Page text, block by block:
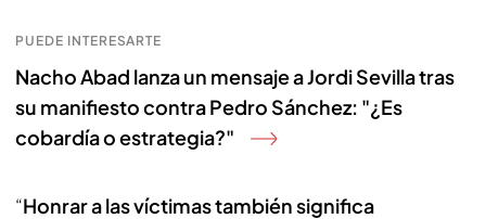
PUEDE INTERESARTE
Nacho Abad lanza un mensaje a Jordi Sevilla tras
su manifiesto contra Pedro Sánchez: "¿Es
cobardía o estrategia?"
“Honrar a las víctimas también significa